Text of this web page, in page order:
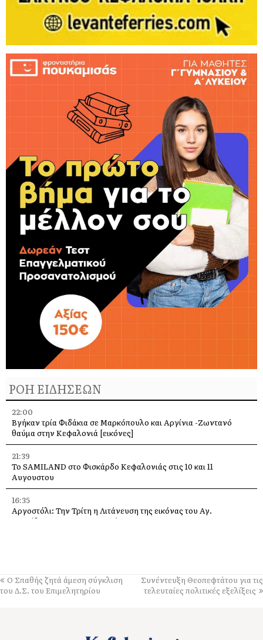
ΡΟΗ ΕΙΔΗΣΕΩΝ
22:00
Βγήκαν τρία Φιδάκια σε Μαρκόπουλο και Αργίνια -Ζωντανό
θαύμα στην Κεφαλονιά [εικόνες]
21:39
Το SAMILAND στο Φισκάρδο Κεφαλονιάς στις 10 και 11
Αυγουστου
16:35
Αργοστόλι: Την Τρίτη η Λιτάνευση της εικόνας του Αγ.
Σπυρίδωνα για τους σεισμούς του 53
13:40
Γιάννης Τρεπεκλής: Τιμή στη μνήμη του Αθανασίου Μπεσλεμέ
και σε όσους δίνουν τη μάχη με τις φλόγες
Ο Σπαθής ζητά άμεση σύγκλιση
του Δ.Σ. του Επιμελητηρίου
Συνέντευξη Θεοπεφτάτου για τις
τελευταίες πολιτικές εξελίξεις